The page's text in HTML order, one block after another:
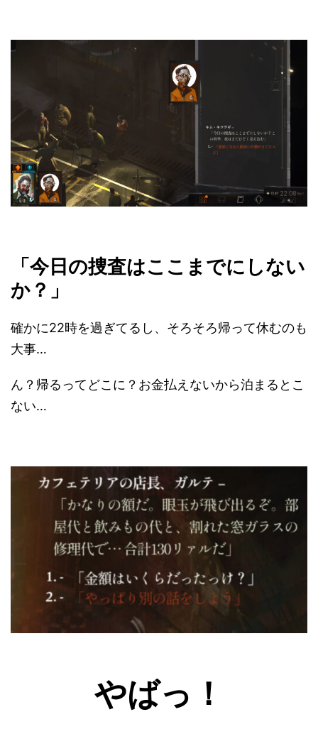
「今日の捜査はここまでにしない
か？」
確かに22時を過ぎてるし、そろそろ帰って休むのも
大事…
ん？帰るってどこに？お金払えないから泊まるとこ
ない…
やばっ！